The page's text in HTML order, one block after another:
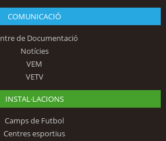
COMUNICACIÓ
de Documentació
Notícies
VEM
VETV
INSTAL·LACIONS
Camps de Futbol
Centres esportius